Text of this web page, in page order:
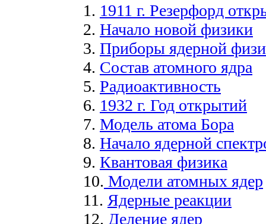
1. 1911 г. Резерфорд
2. Начало новой физики
3. Приборы ядерной
4. Состав атомного ядра
5. Радиоактивность
6. 1932 г. Год открытий
7. Модель атома Бора
8. Начало ядерной
9. Квантовая физика
10. Модели атомных ядер
11. Ядерные реакции
12. Деление ядер